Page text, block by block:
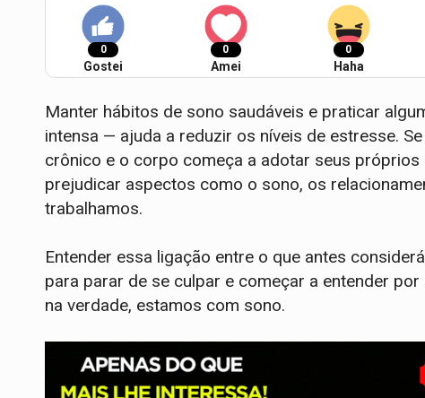
0
Gostei
0
Amei
0
Haha
Manter hábitos de sono saudáveis ​​e praticar
intensa — ajuda a reduzir os níveis de estresse.
crônico e o corpo começa a adotar seus
prejudicar aspectos como o sono, os
trabalhamos.
Entender essa ligação entre o que antes
para parar de se culpar e começar a entender
na verdade, estamos com sono.